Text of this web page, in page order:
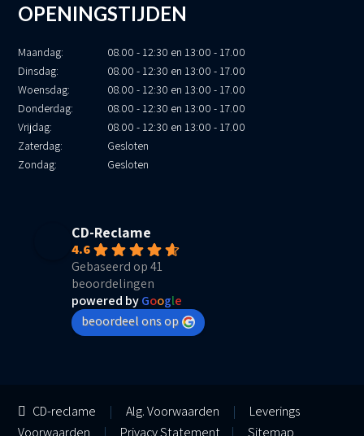
OPENINGSTIJDEN
Maandag:
08.00 - 12:30 en 13:00 - 17.00
Dinsdag:
08.00 - 12:30 en 13:00 - 17.00
Woensdag:
08.00 - 12:30 en 13:00 - 17.00
Donderdag:
08.00 - 12:30 en 13:00 - 17.00
Vrijdag:
08.00 - 12:30 en 13:00 - 17.00
Zaterdag:
Gesloten
Zondag:
Gesloten
CD-Reclame
4.6
Gebaseerd op 41
beoordelingen
powered byGoogle
beoordeel ons op
CD-reclame | Alg. Voorwaarden |
Leverings
Voorwaarden
| Privacy Statement | Sitemap